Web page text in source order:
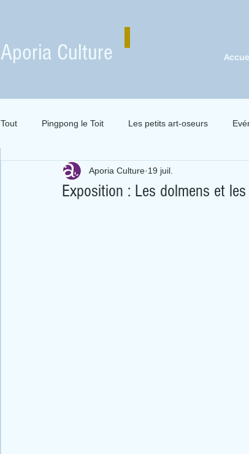
Aporia Culture
Tout Pingpong le Toit Les petits art-oseurs
Zai Zai Zai Zai Attitude Merveilles 2021
Exposition : Les dolmens et
Aporia Culture 19 juil.